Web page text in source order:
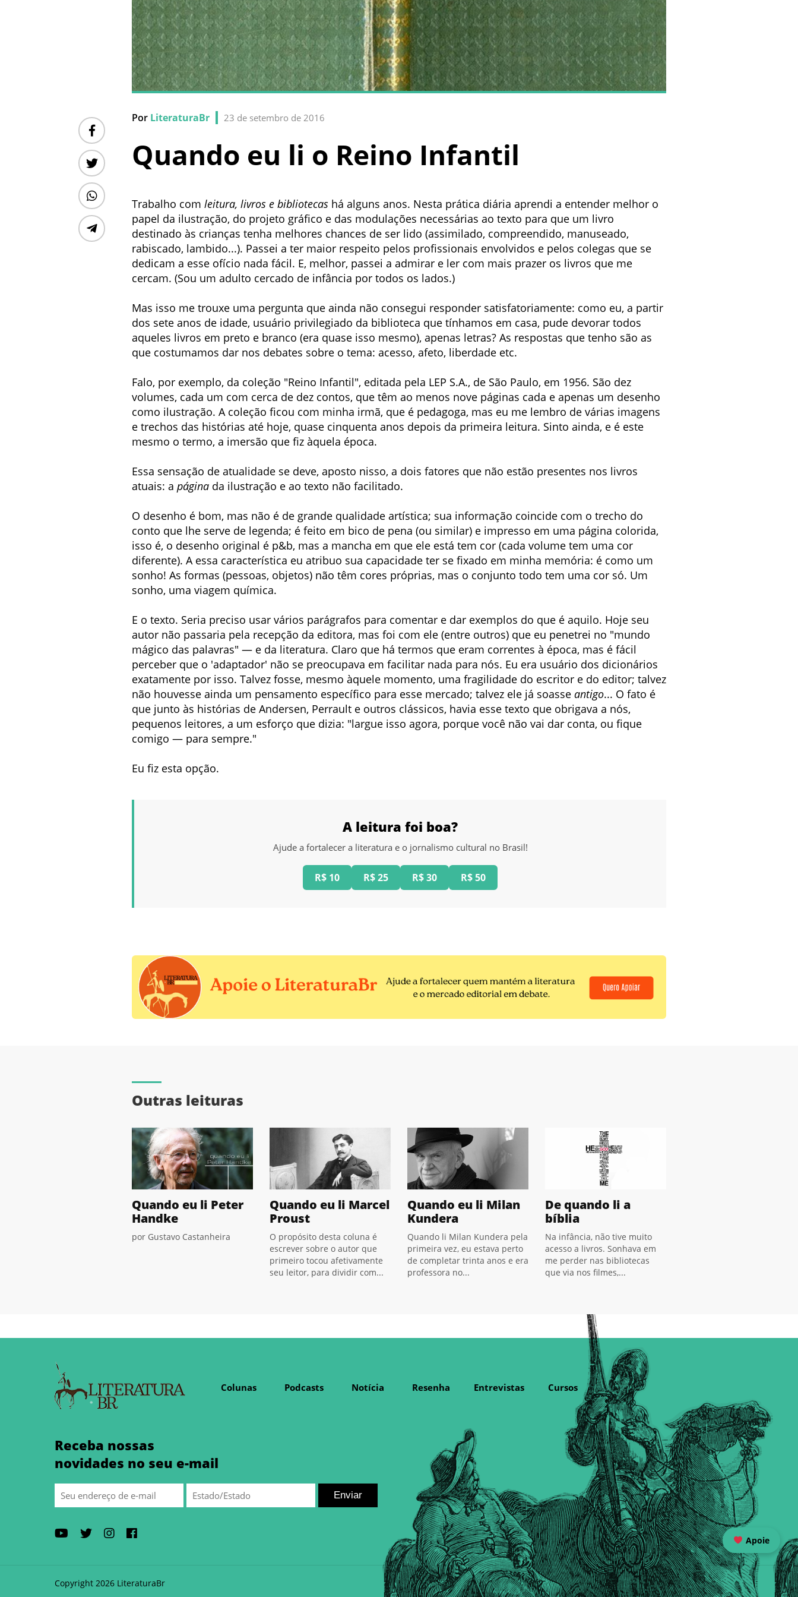
Por LiteraturaBr 23 de setembro de 2016
Quando eu li o Reino Infantil
Trabalho com leitura, livros e bibliotecas há alguns anos. Nesta prática diária aprendi a entender melhor o
papel da ilustração, do projeto gráfico e das modulações necessárias ao texto para que um livro
destinado às crianças tenha melhores chances de ser lido (assimilado, compreendido, manuseado,
rabiscado, lambido...). Passei a ter maior respeito pelos profissionais envolvidos e pelos colegas que se
dedicam a esse ofício nada fácil. E, melhor, passei a admirar e ler com mais prazer os livros que me
cercam. (Sou um adulto cercado de infância por todos os lados.)
Mas isso me trouxe uma pergunta que ainda não consegui responder satisfatoriamente: como eu, a partir
dos sete anos de idade, usuário privilegiado da biblioteca que tínhamos em casa, pude devorar todos
aqueles livros em preto e branco (era quase isso mesmo), apenas letras? As respostas que tenho são as
que costumamos dar nos debates sobre o tema: acesso, afeto, liberdade etc.
Falo, por exemplo, da coleção "Reino Infantil", editada pela LEP S.A., de São Paulo, em 1956. São dez
volumes, cada um com cerca de dez contos, que têm ao menos nove páginas cada e apenas um desenho
como ilustração. A coleção ficou com minha irmã, que é pedagoga, mas eu me lembro de várias imagens
e trechos das histórias até hoje, quase cinquenta anos depois da primeira leitura. Sinto ainda, e é este
mesmo o termo, a imersão que fiz àquela época.
Essa sensação de atualidade se deve, aposto nisso, a dois fatores que não estão presentes nos livros
atuais: a página da ilustração e ao texto não facilitado.
O desenho é bom, mas não é de grande qualidade artística; sua informação coincide com o trecho do
conto que lhe serve de legenda; é feito em bico de pena (ou similar) e impresso em uma página colorida,
isso é, o desenho original é p&b, mas a mancha em que ele está tem cor (cada volume tem uma cor
diferente). A essa característica eu atribuo sua capacidade ter se fixado em minha memória: é como um
sonho! As formas (pessoas, objetos) não têm cores próprias, mas o conjunto todo tem uma cor só. Um
sonho, uma viagem química.
E o texto. Seria preciso usar vários parágrafos para comentar e dar exemplos do que é aquilo. Hoje seu
autor não passaria pela recepção da editora, mas foi com ele (entre outros) que eu penetrei no "mundo
mágico das palavras" — e da literatura. Claro que há termos que eram correntes à época, mas é fácil
perceber que o 'adaptador' não se preocupava em facilitar nada para nós. Eu era usuário dos dicionários
exatamente por isso. Talvez fosse, mesmo àquele momento, uma fragilidade do escritor e do editor; talvez
não houvesse ainda um pensamento específico para esse mercado; talvez ele já soasse antigo... O fato é
que junto às histórias de Andersen, Perrault e outros clássicos, havia esse texto que obrigava a nós,
pequenos leitores, a um esforço que dizia: "largue isso agora, porque você não vai dar conta, ou fique
comigo — para sempre."
Eu fiz esta opção.
A leitura foi boa?
Ajude a fortalecer a literatura e o jornalismo cultural no Brasil!
R$ 10 R$ 25 R$ 30 R$ 50
Outras leituras
Quando eu li Peter
Handke
por Gustavo Castanheira
Quando eu li Marcel
Proust
O propósito desta coluna é
escrever sobre o autor que
primeiro tocou afetivamente
seu leitor, para dividir com...
Quando eu li Milan
Kundera
Quando li Milan Kundera pela
primeira vez, eu estava perto
de completar trinta anos e era
professora no...
De quando li a
bíblia
Na infância, não tive muito
acesso a livros. Sonhava em
me perder nas bibliotecas
que via nos filmes,...
Colunas Podcasts Notícia Resenha Entrevistas Cursos
Receba nossas
novidades no seu e-mail
Enviar
Copyright 2026 LiteraturaBr
Apoie